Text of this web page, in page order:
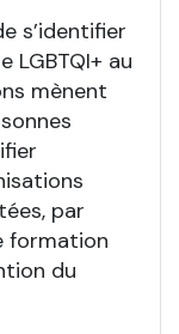
s’identifier
au
mènent
par
formation
du